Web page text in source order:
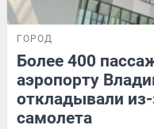
ГОРОД
Более 400
аэропорту
откладывали
самолета